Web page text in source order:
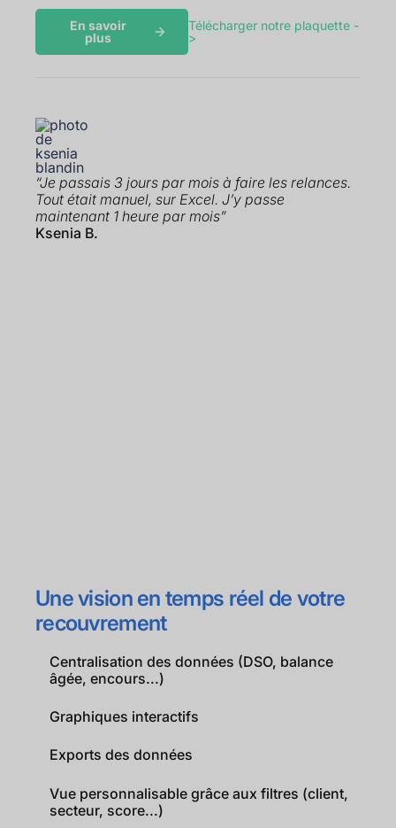
En savoir
plus
Télécharger notre plaquette -
>
“Je passais 3 jours par mois à faire les relances.
Tout était manuel, sur Excel. J’y passe
maintenant 1 heure par mois”
Ksenia B.
Une vision en temps réel de votre
recouvrement
Centralisation des données (DSO, balance
âgée, encours...)
Graphiques interactifs
Exports des données
Vue personnalisable grâce aux filtres (client,
secteur, score...)